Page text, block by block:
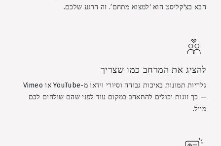
הבא בצ'קליסט הוא ‘למצוא מתחם’. זה הרגע שלכם.
להציג את המרחב כמו שצריך
גלריות תמונות באיכות גבוהה וסיורי וידאו מ-YouTube או Vimeo
— כך זוגות יכולים להתאהב במקום עוד לפני שהם שולחים לכם
מייל.